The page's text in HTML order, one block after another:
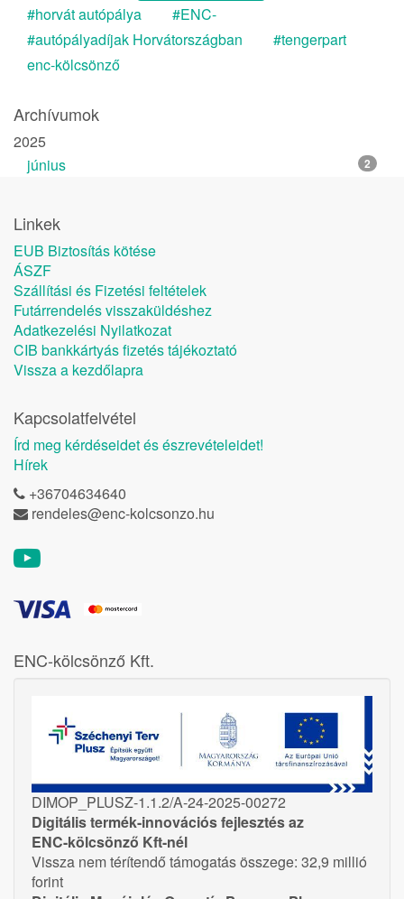
#horvát autópálya
#ENC-
#autópályadíjak Horvátországban
#tengerpart
enc-kölcsönző
Archívumok
2025
június
2
Linkek
EUB Biztosítás kötése
ÁSZF
Szállítási és Fizetési feltételek
Futárrendelés visszaküldéshez
Adatkezelési Nyilatkozat
CIB bankkártyás fizetés tájékoztató
Vissza a kezdőlapra
Kapcsolatfelvétel
Írd meg kérdéseidet és észrevételeidet!
Hírek
+36704634640
rendeles@enc-kolcsonzo.hu
ENC-kölcsönző Kft.
DIMOP_PLUSZ-1.1.2/A-24-2025-00272
Digitális termék-innovációs fejlesztés az
ENC-kölcsönző Kft-nél
Vissza nem térítendő támogatás összege: 32,9 millió
forint